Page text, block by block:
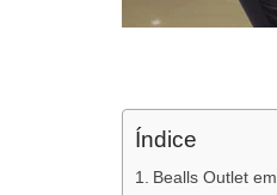
Índice
Bealls Outlet